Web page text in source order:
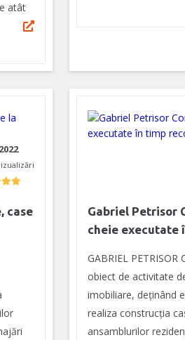
atât
case
Gabriel Petrisor
cheie executate
GABRIEL PETRISOR
obiect de activitate
imobiliare, deținând
realiza construcția
ansamblurilor